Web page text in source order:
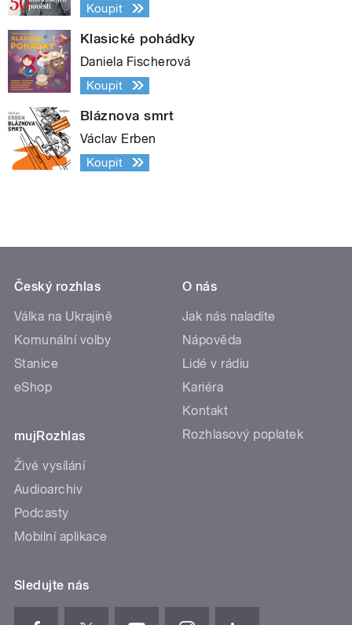
Koupit
Klasické pohádky
Daniela Fischerová
Koupit
Bláznova smrt
Václav Erben
Koupit
Český rozhlas
Válka na Ukrajině
Komunální volby
Stanice
eShop
mujRozhlas
Živé vysílání
Audioarchiv
Podcasty
Mobilní aplikace
O nás
Jak nás naladíte
Nápověda
Lidé v rádiu
Kariéra
Kontakt
Rozhlasový poplatek
Sledujte nás